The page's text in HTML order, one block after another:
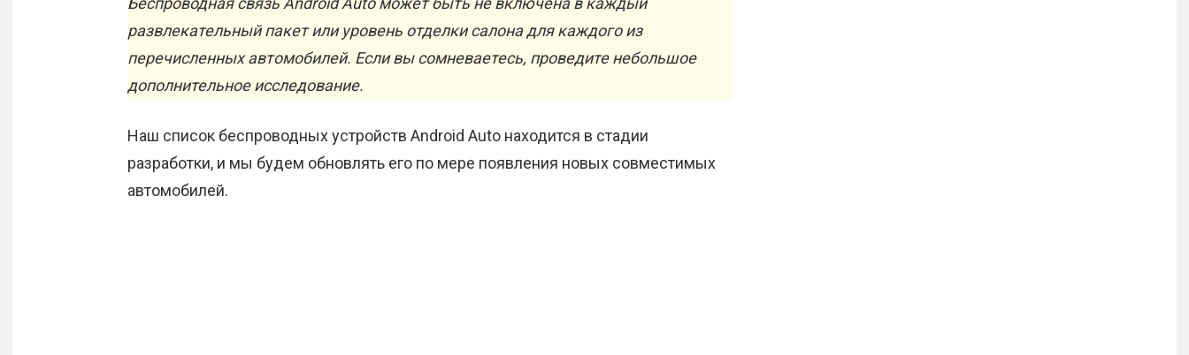
развлекательный пакет или уровень отделки салона для каждого из
перечисленных автомобилей. Если вы сомневаетесь, проведите небольшое
дополнительное исследование.
Наш список беспроводных устройств Android Auto находится в стадии
разработки, и мы будем обновлять его по мере появления новых совместимых
автомобилей.